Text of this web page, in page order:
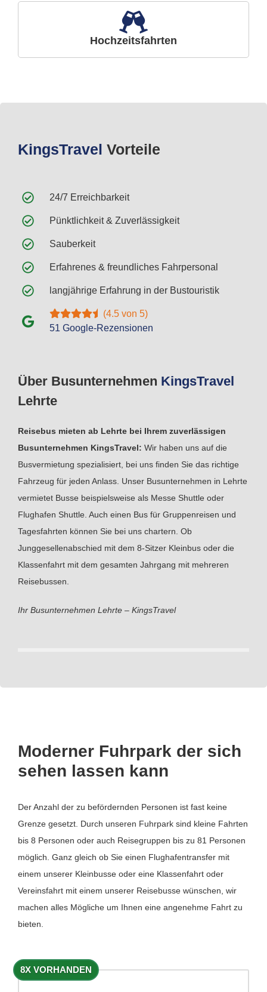
Hochzeitsfahrten
Über Busunternehmen KingsTravel
Lehrte
Reisebus mieten ab Lehrte bei Ihrem zuverlässigen
Busunternehmen KingsTravel: Wir haben uns auf die
Busvermietung spezialisiert, bei uns finden Sie das richtige
Fahrzeug für jeden Anlass. Unser Busunternehmen in Lehrte
vermietet Busse beispielsweise als Messe Shuttle oder
Flughafen Shuttle. Auch einen Bus für Gruppenreisen und
Tagesfahrten können Sie bei uns chartern. Ob
Junggesellenabschied mit dem 8-Sitzer Kleinbus oder die
Klassenfahrt mit dem gesamten Jahrgang mit mehreren
Reisebussen.
Ihr Busunternehmen Lehrte – KingsTravel
KingsTravel Vorteile
24/7 Erreichbarkeit
Pünktlichkeit & Zuverlässigkeit
Sauberkeit
Erfahrenes & freundliches Fahrpersonal
langjährige Erfahrung in der Bustouristik
(4.5 von 5)
51 Google-Rezensionen
Moderner Fuhrpark der sich
sehen lassen kann
Der Anzahl der zu befördernden Personen ist fast keine
Grenze gesetzt. Durch unseren Fuhrpark sind kleine Fahrten
bis 8 Personen oder auch Reisegruppen bis zu 81 Personen
möglich. Ganz gleich ob Sie einen Flughafentransfer mit
einem unserer Kleinbusse oder eine Klassenfahrt oder
Vereinsfahrt mit einem unserer Reisebusse wünschen, wir
machen alles Mögliche um Ihnen eine angenehme Fahrt zu
bieten.
8X VORHANDEN